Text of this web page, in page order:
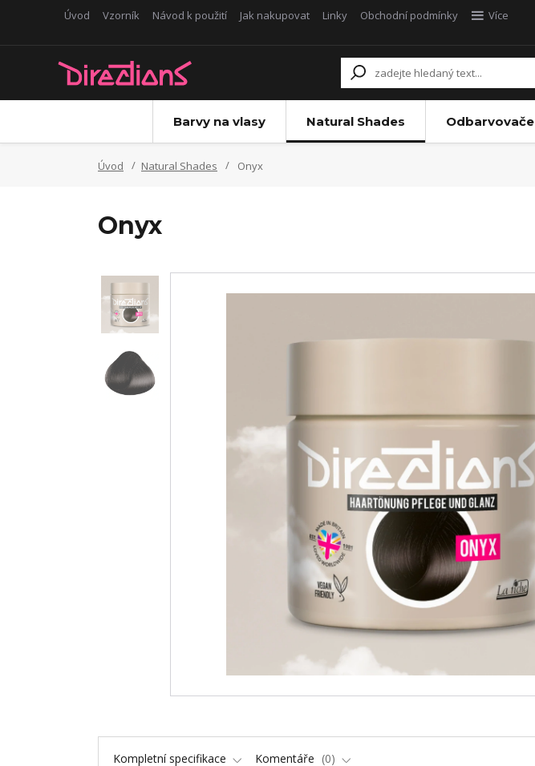
Úvod Vzorník Návod k použití Jak nakupovat Linky Obchodní podmínky Více
Barvy na vlasy Natural Shades Odbarvovače
Úvod Natural Shades Onyx
Onyx
Kompletní specifikace Komentáře 0